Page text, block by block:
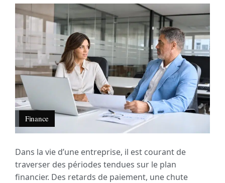
Finance
Dans la vie d’une entreprise, il est courant de
traverser des périodes tendues sur le plan
financier. Des retards de paiement, une chute